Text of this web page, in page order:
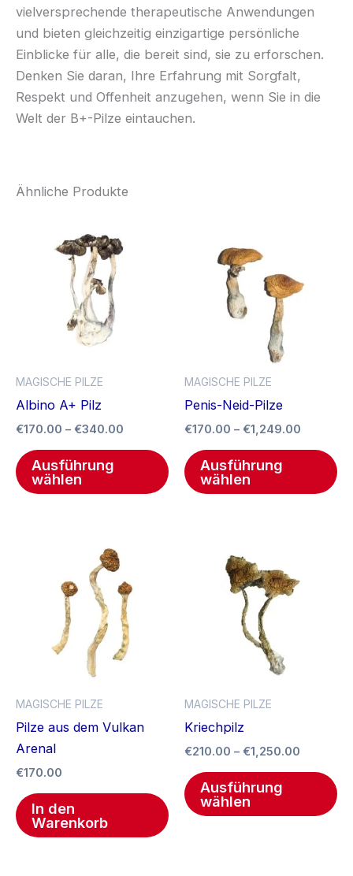
vielversprechende therapeutische Anwendungen
und bieten gleichzeitig einzigartige persönliche
Einblicke für alle, die bereit sind, sie zu erforschen.
Denken Sie daran, Ihre Erfahrung mit Sorgfalt,
Respekt und Offenheit anzugehen, wenn Sie in die
Welt der B+-Pilze eintauchen.
Ähnliche Produkte
MAGISCHE PILZE
Albino A+ Pilz
€170.00 – €340.00
bis
Ausführung
wählen
können
auf
der
Produktseite
gewählt
werden
MAGISCHE PILZE
Penis-Neid-Pilze
€170.00 – €1,249.00
Ausführung
wählen
MAGISCHE PILZE
Pilze aus dem Vulkan
Arenal
€170.00
In den
Warenkorb
MAGISCHE PILZE
Kriechpilz
€210.00 – €1,250.00
Ausführung
wählen